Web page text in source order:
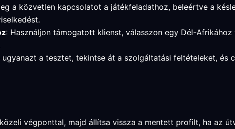
a közvetlen kapcsolatot a játékfeladathoz, beleértve a
: Használjon támogatott klienst, válasszon egy Dél-
ugyanazt a tesztet, tekintse át a szolgáltatási feltételeket, és
végponttal, majd állítsa vissza a mentett profilt, ha az